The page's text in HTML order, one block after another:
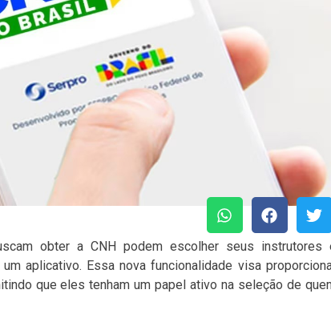
obter a CNH podem escolher seus instrutores
aplicativo. Essa nova funcionalidade visa
que eles tenham um papel ativo na seleção de